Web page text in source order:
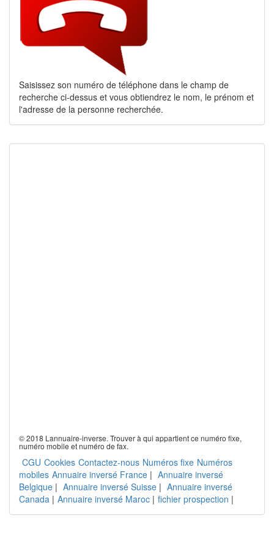
Saisissez son numéro de téléphone dans le champ de
recherche ci-dessus et vous obtiendrez le nom, le prénom et
l'adresse de la personne recherchée.
© 2018 Lannuaire-inverse. Trouver à qui appartient ce numéro fixe,
numéro mobile et numéro de fax.
CGU Cookies Contactez-nous Numéros fixe Numéros
mobiles Annuaire inversé France | Annuaire inversé
Belgique | Annuaire inversé Suisse | Annuaire inversé
Canada | Annuaire inversé Maroc | fichier prospection |